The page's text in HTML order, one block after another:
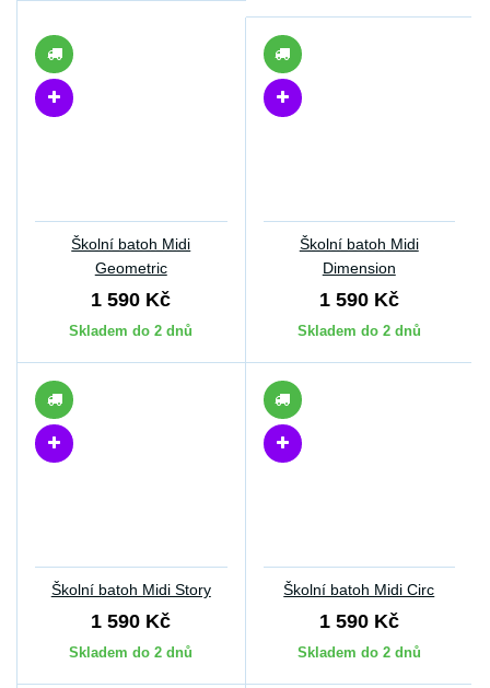
Školní batoh Midi
Geometric
1 590 Kč
Skladem do 2 dnů
Školní batoh Midi
Dimension
1 590 Kč
Skladem do 2 dnů
Školní batoh Midi Story
1 590 Kč
Skladem do 2 dnů
Školní batoh Midi Circ
1 590 Kč
Skladem do 2 dnů